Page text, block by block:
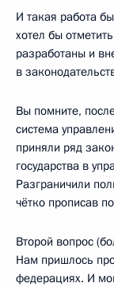
И такая работа
хотел бы
разработаны и
в
Вы помните,
система
приняли ряд
государства в
Разграничили
чётко прописав
Второй вопрос
Нам пришлось
федерациях. И